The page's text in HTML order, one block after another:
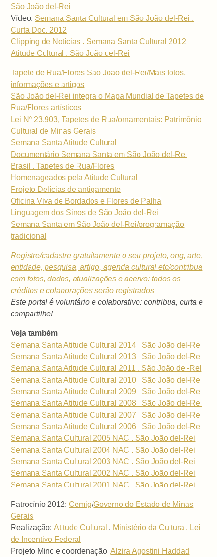
São João del-Rei
Vídeo: Semana Santa Cultural em São João del-Rei .
Curta Doc. 2012
Clipping de Notícias . Semana Santa Cultural 2012
Atitude Cultural . São João del-Rei
Tapete de Rua/Flores São João del-Rei/Mais fotos,
informações e artigos
São João del-Rei integra o Mapa Mundial de Tapetes de
Rua/Flores artísticos
Lei Nº 23.903, Tapetes de Rua/ornamentais: Patrimônio
Cultural de Minas Gerais
Semana Santa Atitude Cultural
Documentário Semana Santa em São João del-Rei
Brasil . Tapetes de Rua/Flores
Homenageados pela Atitude Cultural
Projeto Delícias de antigamente
Oficina Viva de Bordados e Flores de Palha
Linguagem dos Sinos de São João del-Rei
Semana Santa em São João del-Rei/programação
tradicional
Registre/cadastre gratuitamente o seu projeto, ong, arte,
entidade, pesquisa, artigo, agenda cultural etc/contribua
com fotos, dados, atualizações e acervo: todos os
créditos e colaborações serão registrados
Este portal é voluntário e colaborativo: contribua, curta e
compartilhe!
Veja também
Semana Santa Atitude Cultural 2014 . São João del-Rei
Semana Santa Atitude Cultural 2013 . São João del-Rei
Semana Santa Atitude Cultural 2011 . São João del-Rei
Semana Santa Atitude Cultural 2010 . São João del-Rei
Semana Santa Atitude Cultural 2009 . São João del-Rei
Semana Santa Atitude Cultural 2008 . São João del-Rei
Semana Santa Atitude Cultural 2007 . São João del-Rei
Semana Santa Atitude Cultural 2006 . São João del-Rei
Semana Santa Cultural 2005 NAC . São João del-Rei
Semana Santa Cultural 2004 NAC . São João del-Rei
Semana Santa Cultural 2003 NAC . São João del-Rei
Semana Santa Cultural 2002 NAC . São João del-Rei
Semana Santa Cultural 2001 NAC . São João del-Rei
Patrocínio 2012:Cemig/Governo do Estado de Minas
Gerais
Realização:Atitude Cultural . Ministério da Cultura . Lei
de Incentivo Federal
Projeto Minc e coordenação:Alzira Agostini Haddad